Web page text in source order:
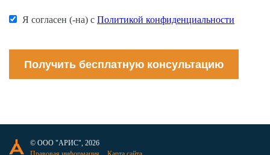
Я согласен (-на) с Политикой конфиденциальности
Получить бесплатную консультацию
© ООО "АРИС", 2026